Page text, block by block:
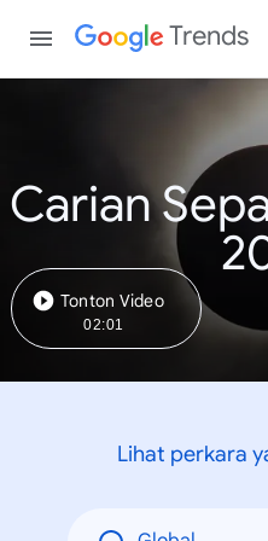
Trends
Carian
Tonton Video
02:01
Lihat perkara